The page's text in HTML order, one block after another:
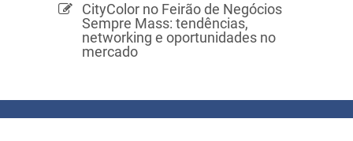
CityColor no Feirão de Negócios
Sempre Mass: tendências,
networking e oportunidades no
mercado